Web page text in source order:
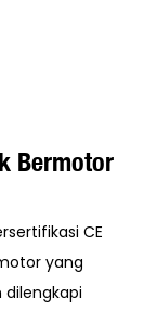
Bermotor
CE
yang
dilengkapi